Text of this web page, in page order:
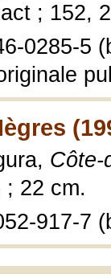
; 152,
0285-5
Côte-
; 22 cm.
917-7